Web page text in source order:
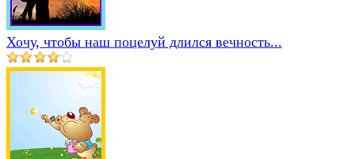
Хочу, чтобы наш поцелуй длился вечность...